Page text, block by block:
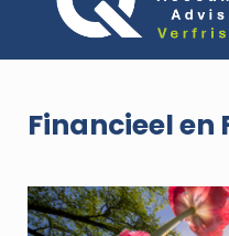
Financieel en